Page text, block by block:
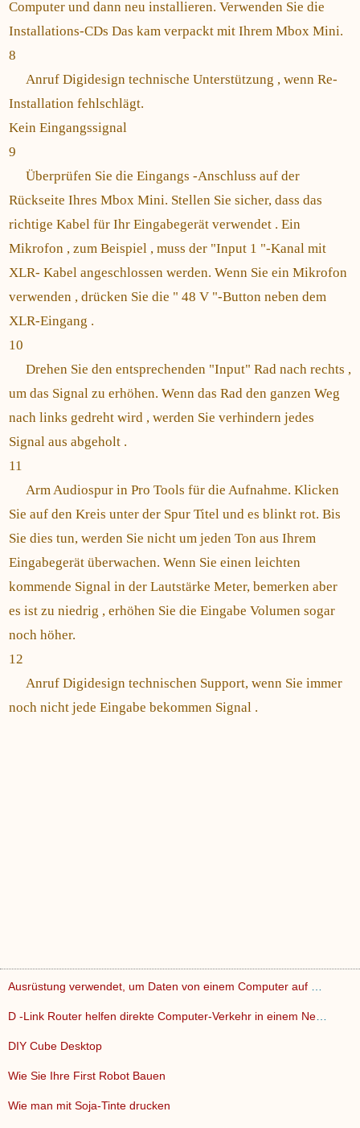
Computer und dann neu installieren. Verwenden Sie die
Installations-CDs Das kam verpackt mit Ihrem Mbox Mini.
8
Anruf Digidesign technische Unterstützung , wenn Re-
Installation fehlschlägt.
Kein Eingangssignal
9
Überprüfen Sie die Eingangs -Anschluss auf der
Rückseite Ihres Mbox Mini. Stellen Sie sicher, dass das
richtige Kabel für Ihr Eingabegerät verwendet . Ein
Mikrofon , zum Beispiel , muss der "Input 1 "-Kanal mit
XLR- Kabel angeschlossen werden. Wenn Sie ein Mikrofon
verwenden , drücken Sie die " 48 V "-Button neben dem
XLR-Eingang .
10
Drehen Sie den entsprechenden "Input" Rad nach rechts ,
um das Signal zu erhöhen. Wenn das Rad den ganzen Weg
nach links gedreht wird , werden Sie verhindern jedes
Signal aus abgeholt .
11
Arm Audiospur in Pro Tools für die Aufnahme. Klicken
Sie auf den Kreis unter der Spur Titel und es blinkt rot. Bis
Sie dies tun, werden Sie nicht um jeden Ton aus Ihrem
Eingabegerät überwachen. Wenn Sie einen leichten
kommende Signal in der Lautstärke Meter, bemerken aber
es ist zu niedrig , erhöhen Sie die Eingabe Volumen sogar
noch höher.
12
Anruf Digidesign technischen Support, wenn Sie immer
noch nicht jede Eingabe bekommen Signal .
DIY Cube Desktop
Wie Sie Ihre First Robot Bauen
Wie man mit Soja-Tinte drucken